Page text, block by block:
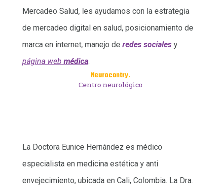
Mercadeo Salud, les ayudamos con la estrategia
de mercadeo digital en salud, posicionamiento de
marca en internet, manejo de redes sociales y
página web médica.
Neurocontry.
Centro neurológico
La Doctora Eunice Hernández es médico
especialista en medicina estética y anti
envejecimiento, ubicada en Cali, Colombia. La Dra.